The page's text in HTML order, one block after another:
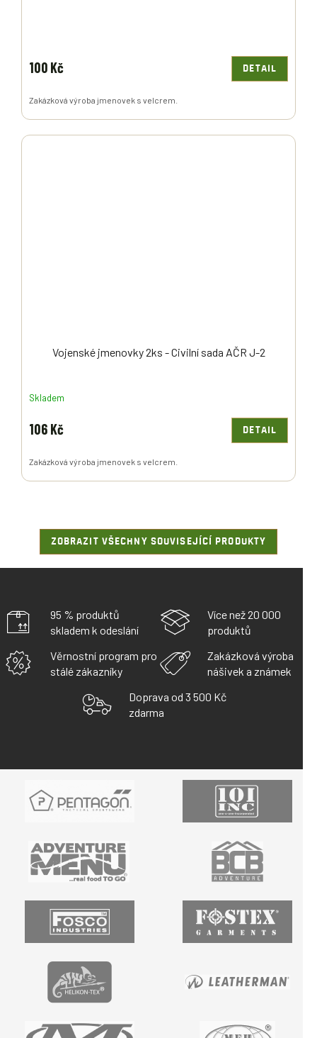
100 Kč DETAIL
Zakázková výroba jmenovek s velcrem.
Vojenské jmenovky 2ks - Civilní sada AČR J-2
Skladem
106 Kč DETAIL
Zakázková výroba jmenovek s velcrem.
ZOBRAZIT VŠECHNY SOUVISEJÍCÍ PRODUKTY
95 % produktů
skladem k odeslání
Více než 20 000
produktů
Věrnostní program pro
stálé zákazníky
Zakázková výroba
nášivek a známek
Doprava od 3 500 Kč
zdarma